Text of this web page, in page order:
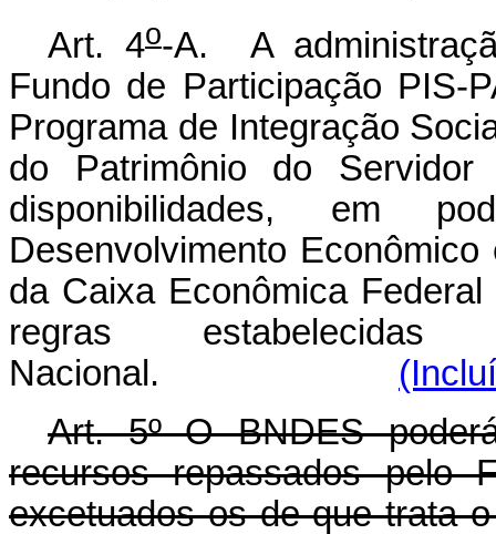
Art. 4o-A. A
Fundo de Participação PIS-
Programa de Integração
do Patrimônio do
disponibilidades, em
Desenvolvimento
da Caixa Econômica
regras
Nacional.
Art. 5º O BNDES
recursos repassados pelo
excetuados os de que trata